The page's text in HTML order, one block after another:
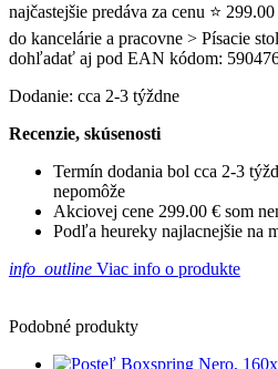
najčastejšie predáva za cenu ⭐
do kancelárie a pracovne > Písacie
dohľadať aj pod EAN kódom:
Dodanie: cca 2-3 týždne
Recenzie, skúsenosti
Termín dodania bol cca 2-3
nepomôže
Akciovej cene 299.00 € som
Podľa heureky najlacnejšie na
info_outline Viac info o produkte
Podobné produkty